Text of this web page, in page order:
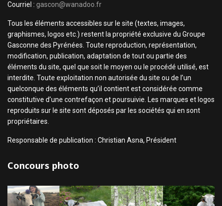
Courriel : gascon@wanadoo.fr
Tous les éléments accessibles sur le site (textes, images,
graphismes, logos etc.) restent la propriété exclusive du Groupe
Gasconne des Pyrénées. Toute reproduction, représentation,
modification, publication, adaptation de tout ou partie des
éléments du site, quel que soit le moyen ou le procédé utilisé, est
interdite. Toute exploitation non autorisée du site ou de l’un
quelconque des éléments qu’il contient est considérée comme
constitutive d’une contrefaçon et poursuivie. Les marques et logos
reproduits sur le site sont déposés par les sociétés qui en sont
propriétaires.
Responsable de publication : Christian Asna, Président
Concours photo